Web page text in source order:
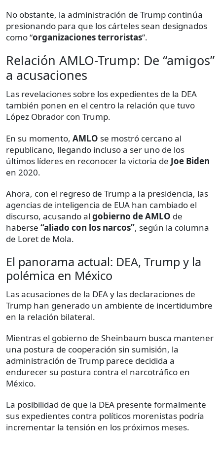
No obstante, la administración de Trump continúa
presionando para que los cárteles sean designados
como “organizaciones terroristas”.
Relación AMLO-Trump: De “amigos”
a acusaciones
Las revelaciones sobre los expedientes de la DEA
también ponen en el centro la relación que tuvo
López Obrador con Trump.
En su momento, AMLO se mostró cercano al
republicano, llegando incluso a ser uno de los
últimos líderes en reconocer la victoria de Joe Biden
en 2020.
Ahora, con el regreso de Trump a la presidencia, las
agencias de inteligencia de EUA han cambiado el
discurso, acusando al gobierno deAMLO de
haberse “aliado con los narcos”, según la columna
de Loret de Mola.
El panorama actual: DEA, Trump y la
polémica en México
Las acusaciones de la DEA y las declaraciones de
Trump han generado un ambiente de incertidumbre
en la relación bilateral.
Mientras el gobierno de Sheinbaum busca mantener
una postura de cooperación sin sumisión, la
administración de Trump parece decidida a
endurecer su postura contra el narcotráfico en
México.
La posibilidad de que la DEA presente formalmente
sus expedientes contra políticos morenistas podría
incrementar la tensión en los próximos meses.